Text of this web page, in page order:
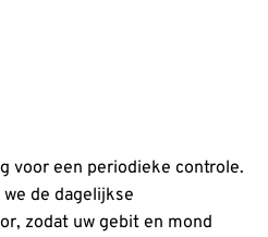
voor een periodieke controle.
de dagelijkse
zodat uw gebit en mond